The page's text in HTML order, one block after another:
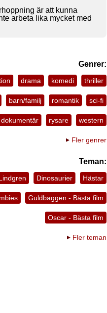
är att kunna
arbeta lika mycket med
Genrer:
drama komedi thriller
barn/familj romantik sci-fi
dokumentär rysare western
Fler genrer
Teman:
Dinosaurier Hästar
Guldbaggen - Bästa film
Oscar - Bästa film
Fler teman